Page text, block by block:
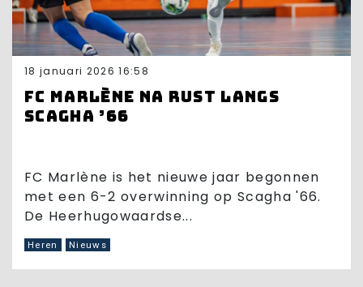
18 januari 2026 16:58
FC Marlène na rust langs
Scagha ’66
FC Marlène is het nieuwe jaar begonnen
met een 6-2 overwinning op Scagha '66.
De Heerhugowaardse...
Heren Nieuws